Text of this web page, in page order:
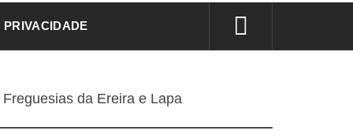
da Ereira e Lapa